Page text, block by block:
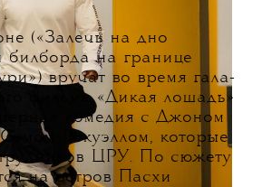
(«Залечь на дно
билборда на границе
вручат во время гала-
фильма «Дикая лошадь»
комедия с Джоном
Рокуэллом, которые
ЦРУ. По сюжету
на остров Пасхи